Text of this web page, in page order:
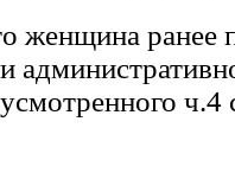
женщина ранее